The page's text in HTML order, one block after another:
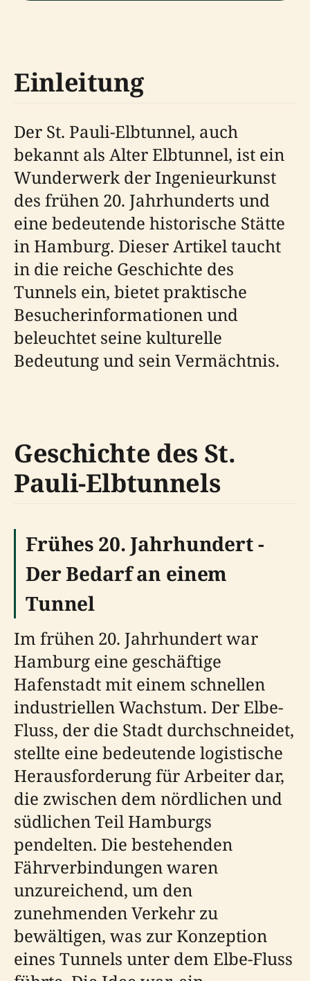
Einleitung
Der St. Pauli-Elbtunnel, auch
bekannt als Alter Elbtunnel, ist ein
Wunderwerk der Ingenieurkunst
des frühen 20. Jahrhunderts und
eine bedeutende historische Stätte
in Hamburg. Dieser Artikel taucht
in die reiche Geschichte des
Tunnels ein, bietet praktische
Besucherinformationen und
beleuchtet seine kulturelle
Bedeutung und sein Vermächtnis.
Geschichte des St.
Pauli-Elbtunnels
Frühes 20. Jahrhundert -
Der Bedarf an einem
Tunnel
Im frühen 20. Jahrhundert war
Hamburg eine geschäftige
Hafenstadt mit einem schnellen
industriellen Wachstum. Der Elbe-
Fluss, der die Stadt durchschneidet,
stellte eine bedeutende logistische
Herausforderung für Arbeiter dar,
die zwischen dem nördlichen und
südlichen Teil Hamburgs
pendelten. Die bestehenden
Fährverbindungen waren
unzureichend, um den
zunehmenden Verkehr zu
bewältigen, was zur Konzeption
eines Tunnels unter dem Elbe-Fluss